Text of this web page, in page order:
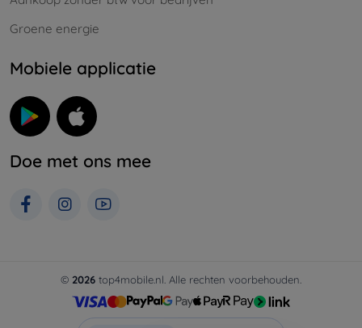
Groene energie
Mobiele applicatie
Doe met ons mee
© 2026 top4mobile.nl. Alle rechten voorbehouden.